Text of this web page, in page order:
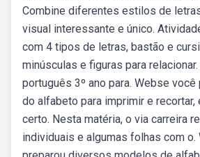
Combine diferentes estilos de
visual interessante e único.
com 4 tipos de letras, bastão e
minúsculas e figuras para
português 3º ano para. Webse
do alfabeto para imprimir e recortar,
certo. Nesta matéria, o via carreira
individuais e algumas folhas com o.